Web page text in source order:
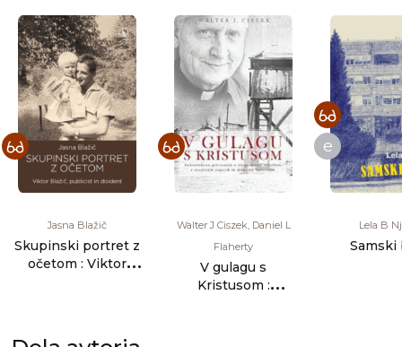
Jasna Blažič
Skupinski portret z
očetom : Viktor
Walter J Ciszek, Daniel L
Flaherty
V gulagu s
Kristusom :
e
Lela B
Samski